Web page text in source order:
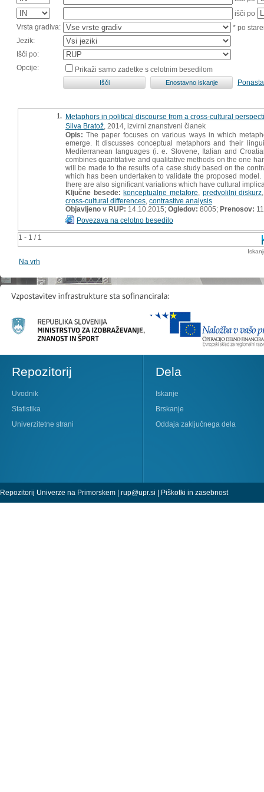
išči po
Vrsta gradiva:
* po
Jezik:
Išči po:
Opcije:
Prikaži samo zadetke s celotnim besedilom
1 - 1 / 1
1. Metaphors in political discourse from a cross-cultural
Silva Bratož , 2014, izvirni znanstveni članek
Opis: The paper focuses on various ways in which
emerge. It discusses conceptual metaphors and their
Mediterranean languages (i. e. Slovene, Italian and
combines quantitative and qualitative methods on the one
will be made to the results of a case study based on the
which has been undertaken to validate the proposed
there are also significant variations which have cultural
Ključne besede: konceptualne metafore predvolilni diskurz
cross-cultural differences contrastive analysis
Objavljeno v RUP: 14.10.2015; Ogledov: 8005; Prenosov:
Povezava na celotno besedilo
Na vrh
Repozitorij
Uvodnik
Statistika
Univerzitetne strani
Dela
Iskanje
Brskanje
Oddaja zaključnega dela
Repozitorij Univerze na Primorskem | rup@upr.si | Piškotki in zasebnost